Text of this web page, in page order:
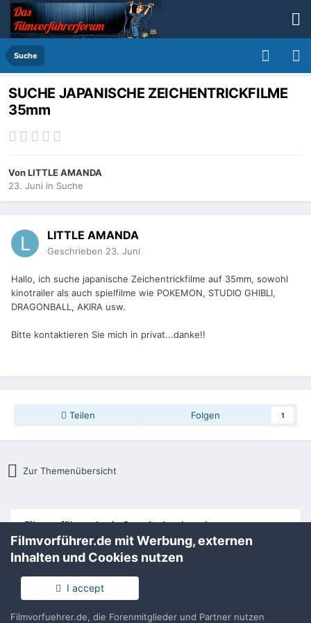
Suche
SUCHE JAPANISCHE ZEICHENTRICKFILME
35mm
VonLITTLE AMANDA
23. Juni in Suche
LITTLE AMANDA
Geschrieben 23. Juni
Hallo, ich suche japanische Zeichentrickfilme auf 35mm, sowohl
kinotrailer als auch spielfilme wie POKEMON, STUDIO GHIBLI,
DRAGONBALL, AKIRA usw.
Bitte kontaktieren Sie mich in privat...danke!!
Teilen Folgen 1
Zur Themenübersicht
Filmvorführer.de via Google durchsuchen:
Sprache
Impressum / Datenschutzerklärung
Nutzungsbedingungen
Powered by Invision Community
Filmvorführer.de mit Werbung, externen
Inhalten und Cookies nutzen
I accept
Filmvorfuehrer.de, die Forenmitglieder und Partner nutzen